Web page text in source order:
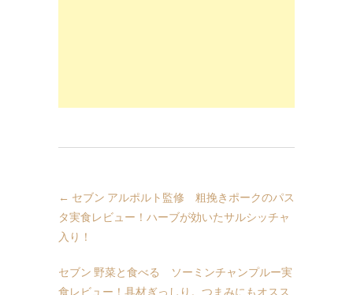
← セブン アルポルト監修 粗挽きポークのパス
タ実食レビュー！ハーブが効いたサルシッチャ
入り！
セブン 野菜と食べる ソーミンチャンプルー実
食レビュー！具材ぎっしり。つまみにもオスス